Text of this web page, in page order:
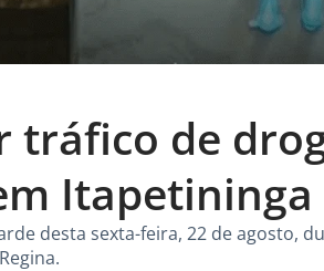
tráfico de
Itapetininga
desta sexta-feira, 22 de agosto,